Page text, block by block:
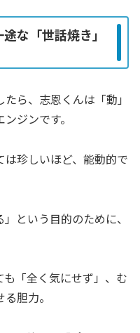
な「世話焼き」
ら、志恩くんは「動」
ジンです。
珍しいほど、能動的で
という目的のために、
「全く気にせず」、む
胆力。